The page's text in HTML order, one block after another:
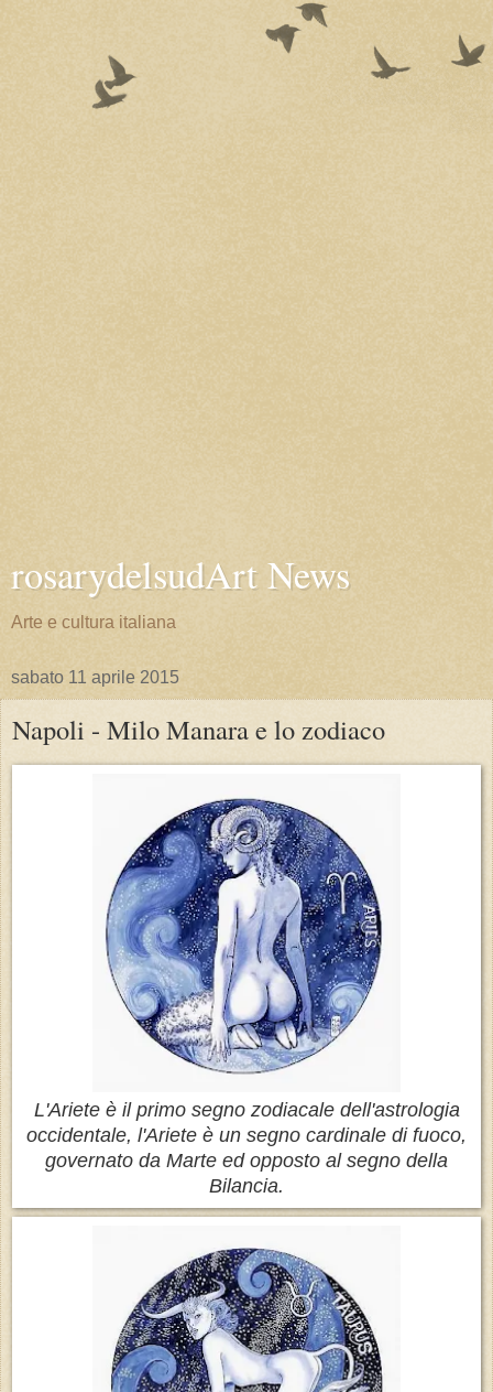
rosarydelsudArt News
Arte e cultura italiana
sabato 11 aprile 2015
Napoli - Milo Manara e lo zodiaco
L'Ariete è il primo segno zodiacale dell'astrologia
occidentale, l'Ariete è un segno cardinale di fuoco,
governato da Marte ed opposto al segno della
Bilancia.